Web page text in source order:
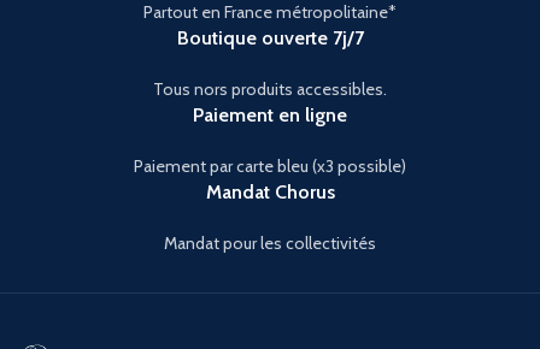
Partout en France métropolitaine*
Boutique ouverte 7j/7
Tous nors produits accessibles.
Paiement en ligne
Paiement par carte bleu (x3 possible)
Mandat Chorus
Mandat pour les collectivités